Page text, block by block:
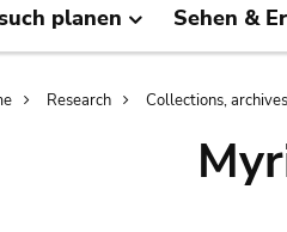
planen Sehen &
Research Collections,